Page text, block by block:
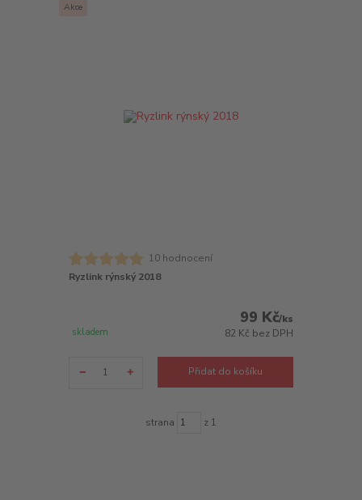
Akce
10 hodnocení
Ryzlink rýnský 2018
99 Kč/ks
82 Kč bez DPH
skladem
Přidat do košíku
strana z 1